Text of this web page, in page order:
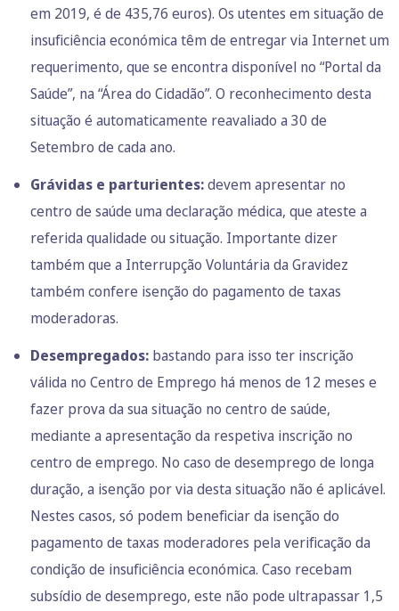
em 2019, é de 435,76 euros). Os utentes em situação de
insuficiência económica têm de entregar via Internet um
requerimento, que se encontra disponível no “Portal da
Saúde”, na “Área do Cidadão”. O reconhecimento desta
situação é automaticamente reavaliado a 30 de
Setembro de cada ano.
Grávidas e parturientes:devem apresentar no
centro de saúde uma declaração médica, que ateste a
referida qualidade ou situação. Importante dizer
também que a Interrupção Voluntária da Gravidez
também confere isenção do pagamento de taxas
moderadoras.
Desempregados: bastando para isso ter inscrição
válida no Centro de Emprego há menos de 12 meses e
fazer prova da sua situação no centro de saúde,
mediante a apresentação da respetiva inscrição no
centro de emprego. No caso de desemprego de longa
duração, a isenção por via desta situação não é aplicável.
Nestes casos, só podem beneficiar da isenção do
pagamento de taxas moderadores pela verificação da
condição de insuficiência económica. Caso recebam
subsídio de desemprego, este não pode ultrapassar 1,5